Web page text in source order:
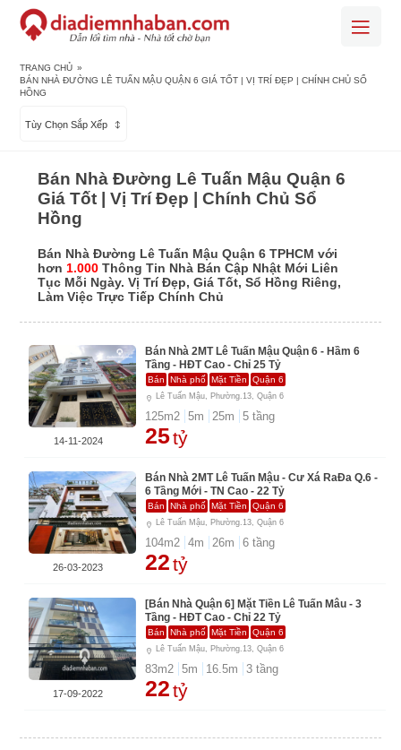
TRANG CHỦ »
BÁN NHÀ ĐƯỜNG LÊ TUẤN MẬU QUẬN 6 GIÁ TỐT | VỊ TRÍ ĐẸP | CHÍNH CHỦ SỔ
HỒNG
Tùy Chọn Sắp Xếp
Bán Nhà Đường Lê Tuấn Mậu Quận 6
Giá Tốt | Vị Trí Đẹp | Chính Chủ Sổ
Hồng
Bán Nhà Đường Lê Tuấn Mậu Quận 6 TPHCM với
hơn1.000 Thông Tin Nhà Bán Cập Nhật Mới Liên
Tục Mỗi Ngày. Vị Trí Đẹp, Giá Tốt, Sổ Hồng Riêng,
Làm Việc Trực Tiếp Chính Chủ
Bán Nhà 2MT Lê Tuấn Mậu Quận 6 - Hầm 6
Tầng - HĐT Cao - Chỉ 25 Tỷ
Bán Nhà phố Mặt Tiền Quận 6
Lê Tuấn Mậu, Phường.13, Quận 6
125m2 5m 25m 5 tầng
25tỷ
14-11-2024
Bán Nhà 2MT Lê Tuấn Mậu - Cư Xá RaĐa Q.6 -
6 Tầng Mới - TN Cao - 22 Tỷ
Bán Nhà phố Mặt Tiền Quận 6
Lê Tuấn Mậu, Phường.13, Quận 6
104m2 4m 26m 6 tầng
22tỷ
26-03-2023
[Bán Nhà Quận 6] Mặt Tiền Lê Tuấn Mâu - 3
Tầng - HĐT Cao - Chỉ 22 Tỷ
Bán Nhà phố Mặt Tiền Quận 6
Lê Tuấn Mậu, Phường.13, Quận 6
83m2 5m 16.5m 3 tầng
22tỷ
17-09-2022